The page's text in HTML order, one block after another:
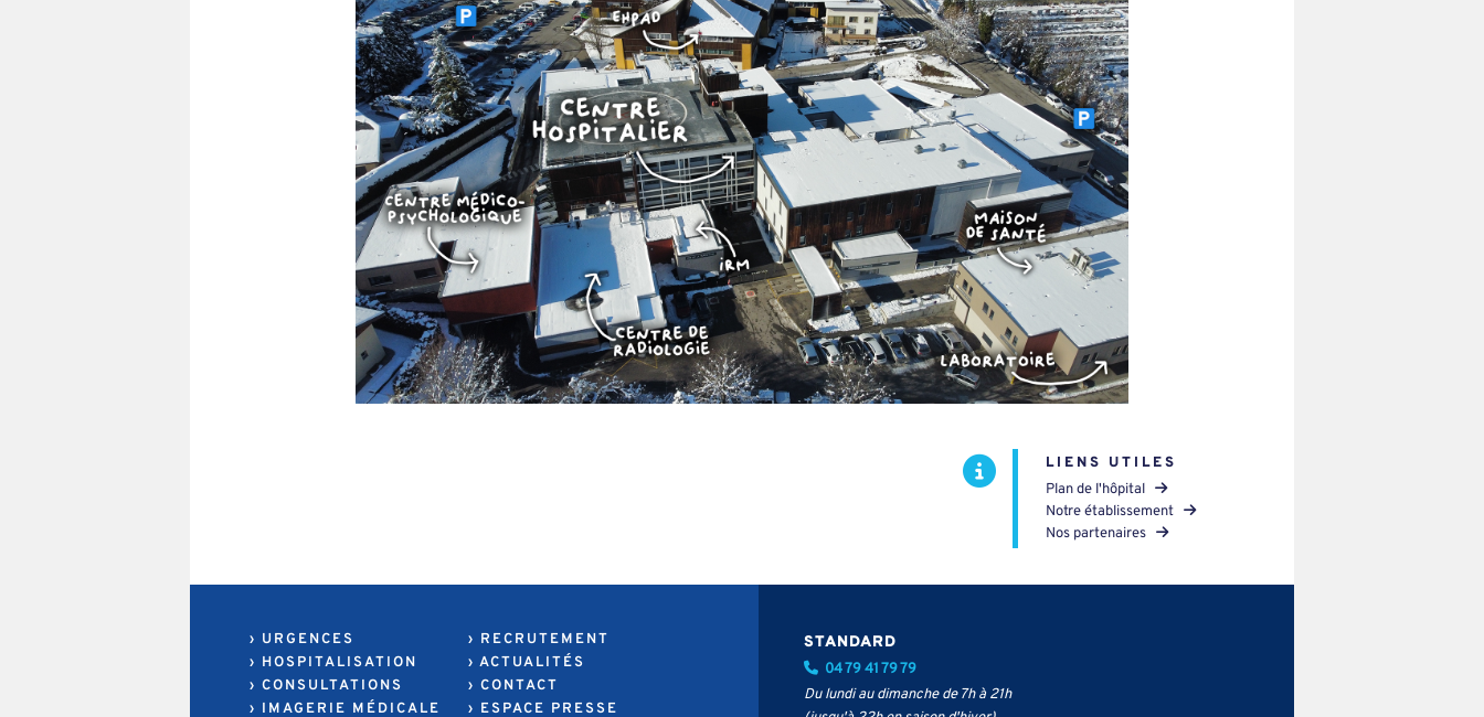
LIENS UTILES
Plan de l'hôpital
Notre établissement
Nos partenaires
› URGENCES
› HOSPITALISATION
› CONSULTATIONS
› IMAGERIE MÉDICALE
› RECRUTEMENT
› ACTUALITÉS
› CONTACT
› ESPACE PRESSE
STANDARD
04 79 41 79 79
Du lundi au dimanche de 7h à 21h